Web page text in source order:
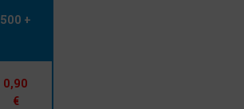
500 +
0,90
€